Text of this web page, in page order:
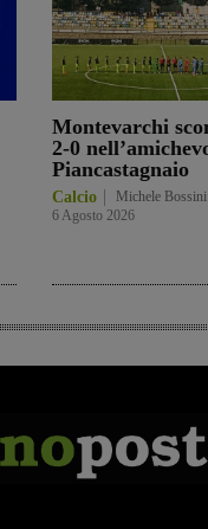
Montevarchi
2-0
Piancastagnaio
Calcio Michele Bossini
6 Agosto 2026